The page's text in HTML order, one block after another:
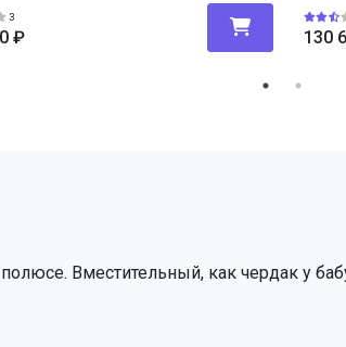
3
₽ 130
Вместительный, как чердак у